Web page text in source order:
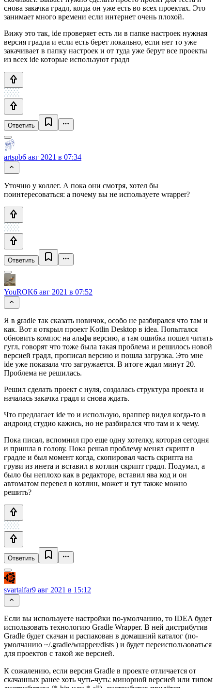
снова закачка градл, когда он уже есть во всех проектах. Это
занимает много времени если интернет очень плохой.
Вижу это так, ide проверяет есть ли в папке настроек нужная
версия градла и если есть берет локально, если нет то уже
закачивает в папку настроек и от туда уже берут все проекты
из всех ide которые используют градл
Ответить
artspb6 авг 2021 в 07:34
Уточню у коллег. А пока они смотря, хотел бы
поинтересоваться: а почему вы не используете wrapper?
Ответить
YouROK6 авг 2021 в 07:52
Я в gradle так сказать новичок, особо не разбирался что там и
как. Вот я открыл проект Kotlin Desktop в idea. Попытался
обновить компос на альфа версию, а там ошибка пошел читать
гугл, говорят что тоже была такая проблема и решилось новой
версией градл, прописал версию и пошла загрузка. Это мне
ide уже показала что загружается. В итоге ждал минут 20.
Проблема не решилась.
Решил сделать проект с нуля, создалась структура проекта и
началась закачка градл и снова ждать.
Что предлагает ide то и использую, враппер видел когда-то в
андроид студио кажись, но не разбирался что там и к чему.
Пока писал, вспомнил про еще одну хотелку, которая сегодня
и пришла в голову. Пока решал проблему менял скрипт в
градле и был момент когда, скопировал часть скрипта на
груви из инета и вставил в котлин скрипт градл. Подумал, а
было бы неплохо как в редакторе, вставил ява код и он
автоматом перевел в котлин, может и тут также можно
решить?
Ответить
svartalfar9 авг 2021 в 15:12
Если вы используете настройки по-умолчанию, то IDEA будет
использовать технологию Gradle Wrapper. В ней дистрибутив
Gradle будет скачан и распакован в домашний каталог (по-
умолчанию ~/.gradle/wrapper/dists ) и будет переиспользоваться
для проектов с такой же версией.
К сожалению, если версия Gradle в проекте отличается от
скачанных ранее хоть чуть-чуть: минорной версией или типом